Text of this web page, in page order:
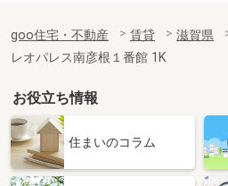
goo住宅・不動産 賃貸 滋賀県
レオパレス南彦根１番館 1K
お役立ち情報
住まいのコラム